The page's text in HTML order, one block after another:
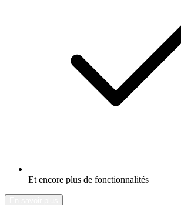
Et encore plus de fonctionnalités